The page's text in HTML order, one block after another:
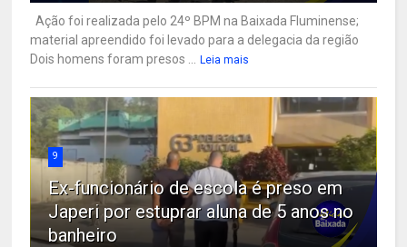
Ação foi realizada pelo 24º BPM na Baixada Fluminense;
material apreendido foi levado para a delegacia da região
Dois homens foram presos ...
Leia mais
9
Ex-funcionário de escola é preso em
Japeri por estuprar aluna de 5 anos no
banheiro